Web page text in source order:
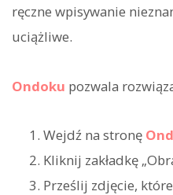
ręczne wpisywanie
uciążliwe.
Ondoku pozwala
Wejdź na stronę
Kliknij zakładkę
Prześlij zdjęcie,